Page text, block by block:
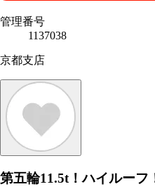
管理番号
1137038
京都支店
第五輪11.5t！ハイルーフ